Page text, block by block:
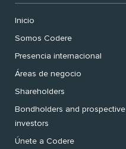
Inicio
Somos Codere
Presencia internacional
Áreas de negocio
Shareholders
Bondholders and prospective
investors
Únete a Codere